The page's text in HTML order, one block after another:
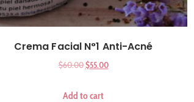
Crema Facial N°1 Anti-Acné
$60.00$55.00
Add to cart